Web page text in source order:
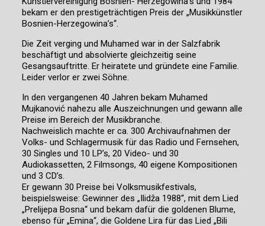
bekam er den prestigeträchtigen Preis der „Musikkünstler
Bosnien-Herzegowina’s“.
Die Zeit verging und Muhamed war in der Salzfabrik
beschäftigt und absolvierte gleichzeitig seine
Gesangsauftritte. Er heiratete und gründete eine Familie.
Leider verlor er zwei Söhne.
In den vergangenen 40 Jahren bekam Muhamed
Mujkanović nahezu alle Auszeichnungen und gewann alle
Preise im Bereich der Musikbranche.
Nachweislich machte er ca. 300 Archivaufnahmen der
Volks- und Schlagermusik für das Radio und Fernsehen,
30 Singles und 10 LP’s, 20 Video- und 30
Audiokassetten, 2 Filmsongs, 40 eigene Kompositionen
und 3 CD’s.
Er gewann 30 Preise bei Volksmusikfestivals,
beispielsweise: Gewinner des „Ilidža 1988“, mit dem Lied
„Prelijepa Bosna“ und bekam dafür die goldenen Blume,
ebenso für „Emina“, die Goldene Lira für das Lied „Bili